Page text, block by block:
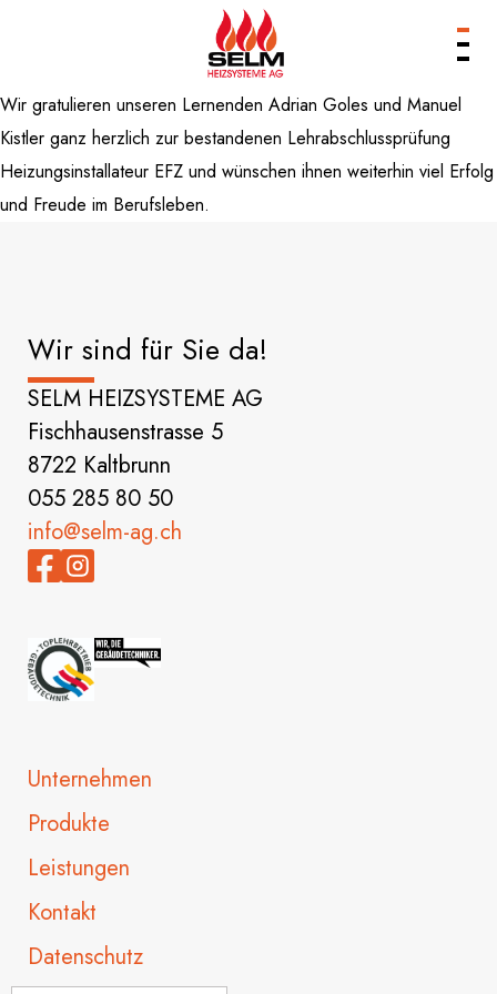
Produkte
Leistungen
Unternehmen
Wir gratulieren unseren Lernenden Adrian Goles und Manuel
Kistler ganz herzlich zur bestandenen Lehrabschlussprüfung
Heizungsinstallateur EFZ und wünschen ihnen weiterhin viel Erfolg
und Freude im Berufsleben.
Wir sind für Sie da!
SELM HEIZSYSTEME AG
Fischhausenstrasse 5
8722 Kaltbrunn
055 285 80 50
info@selm-ag.ch
Unternehmen
Produkte
Leistungen
Kontakt
Datenschutz